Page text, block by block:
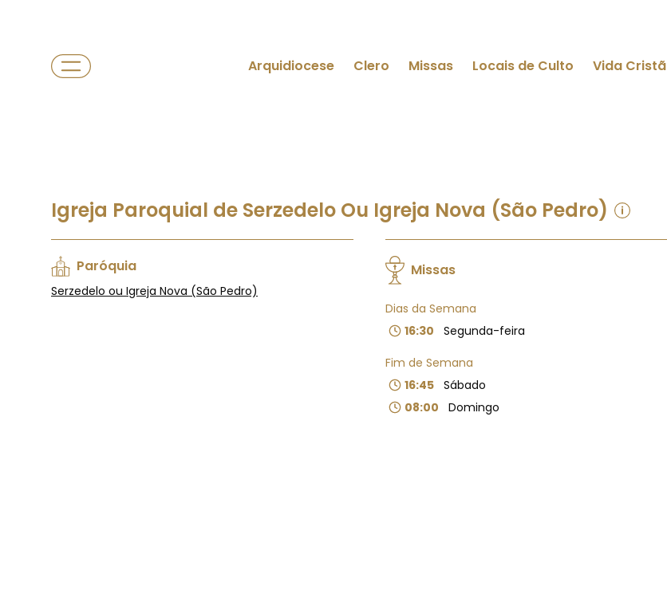
Arquidiocese Clero Missas Locais de Culto Vida Cristã
Igreja Paroquial de Serzedelo Ou Igreja Nova (São Pedro)
Paróquia
Serzedelo ou Igreja Nova (São Pedro)
Missas
Dias da Semana
16:30
Segunda-feira
Fim de Semana
16:45
Sábado
08:00
Domingo